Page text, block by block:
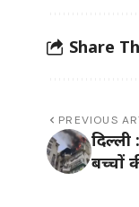
Share
PREVIOUS
बच्चों